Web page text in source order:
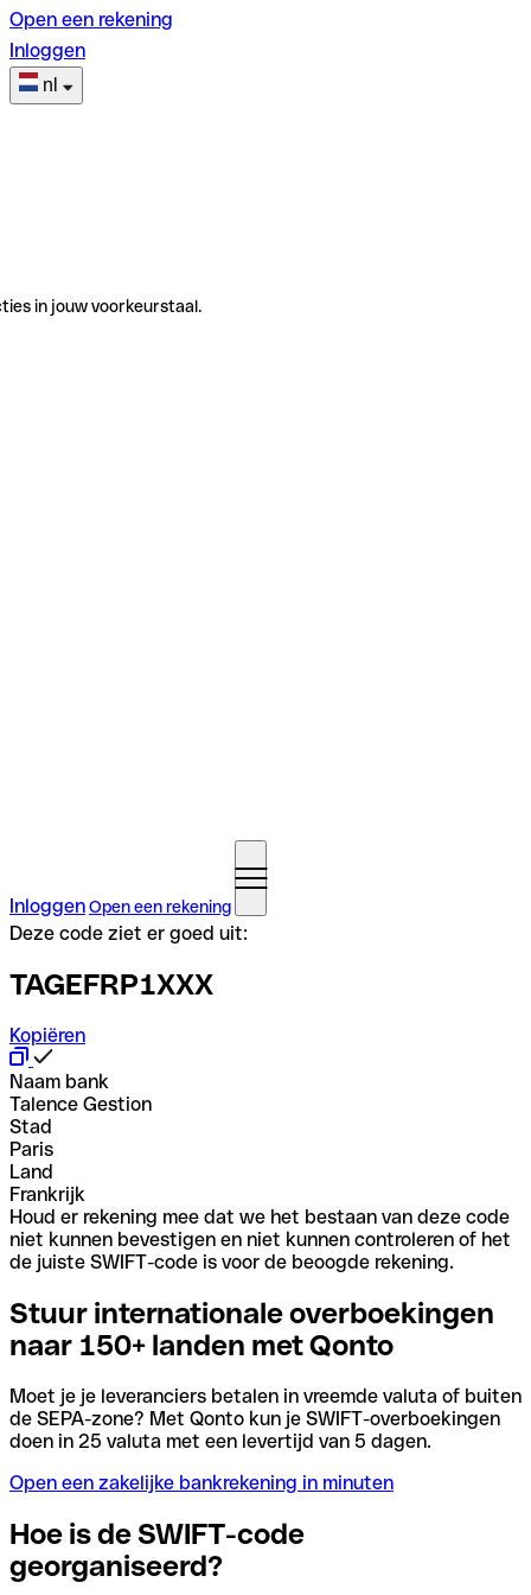
Open een rekening
Inloggen
nl
in jouw voorkeurstaal.
InloggenOpen een rekening
Deze code ziet er goed uit:
TAGEFRP1XXX
Kopiëren
Naam bank
Talence Gestion
Stad
Paris
Land
Frankrijk
Houd er rekening mee dat we het bestaan van deze code
niet kunnen bevestigen en niet kunnen controleren of het
de juiste SWIFT-code is voor de beoogde rekening.
Stuur internationale overboekingen
naar 150+ landen met Qonto
Moet je je leveranciers betalen in vreemde valuta of buiten
de SEPA-zone? Met Qonto kun je SWIFT-overboekingen
doen in 25 valuta met een levertijd van 5 dagen.
Open een zakelijke bankrekening in minuten
Hoe is de SWIFT-code
georganiseerd?